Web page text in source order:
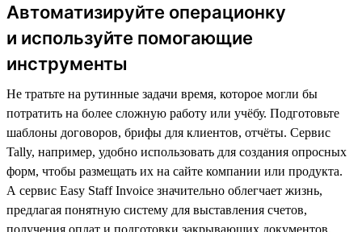
Автоматизируйте операционку
и используйте помогающие
инструменты
Не тратьте на рутинные задачи время, которое могли бы
потратить на более сложную работу или учёбу. Подготовьте
шаблоны договоров, брифы для клиентов, отчёты. Сервис
Tally, например, удобно использовать для создания опросных
форм, чтобы размещать их на сайте компании или продукта.
А сервис Easy Staff Invoice значительно облегчает жизнь,
предлагая понятную систему для выставления счетов,
получения оплат и подготовки закрывающих документов.